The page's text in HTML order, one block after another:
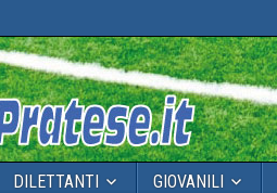
DILETTANTI GIOVANILI